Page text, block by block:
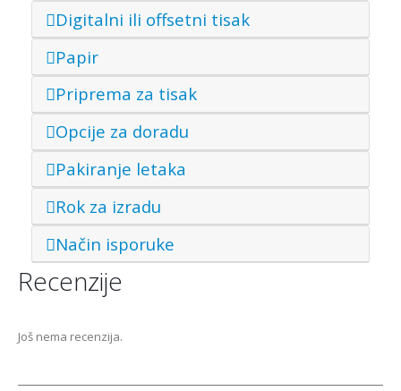
Digitalni ili offsetni tisak
Papir
Priprema za tisak
Opcije za doradu
Pakiranje letaka
Rok za izradu
Način isporuke
Recenzije
Još nema recenzija.